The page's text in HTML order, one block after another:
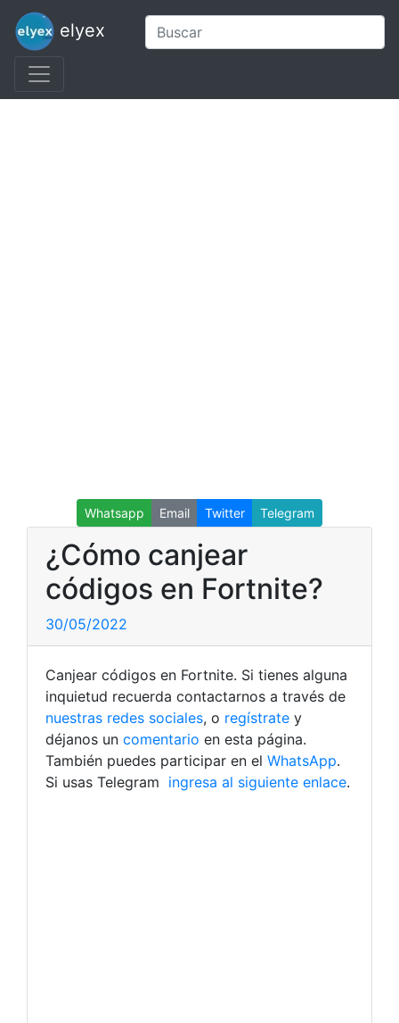
elyex
Whatsapp Email Twitter Telegram
¿Cómo canjear
códigos en Fortnite?
30/05/2022
Canjear códigos en Fortnite. Si tienes alguna
inquietud recuerda contactarnos a través de
nuestras redes sociales, o regístrate y
déjanos un comentario en esta página.
También puedes participar en el WhatsApp.
Si usas Telegram ingresa al siguiente enlace.